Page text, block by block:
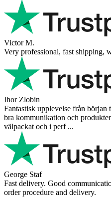
Victor M.
Very professional, fast shipping,
Ihor Zlobin
Fantastisk upplevelse från
bra kommunikation och
välpackat och i perf ...
George Staf
Fast delivery. Good
order procedure and delivery.